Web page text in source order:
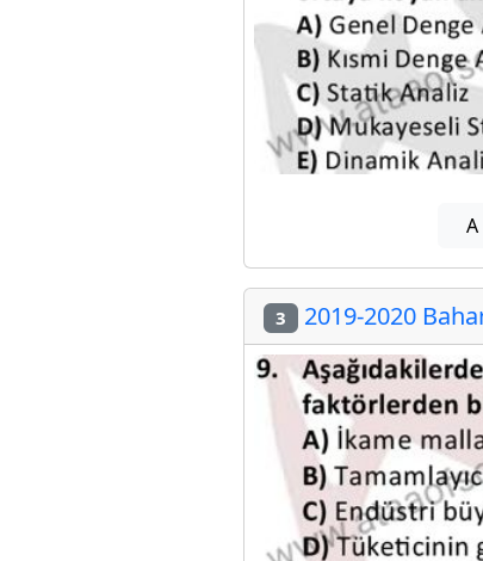
A
3 2019-2020